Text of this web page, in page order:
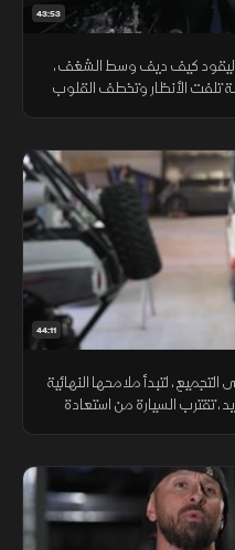
43:53
ليقود كيف ديف وسط الشغف،
تلفت الأنظار وتخطف القلوب
44:11
لتبدأ ملامحها النهائية
تقترب السيارة من استعادة